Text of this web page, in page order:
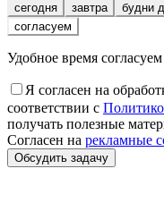
сегодня завтра будни
согласуем
Удобное время
Я согласен на
соответствии с
получать полезные
Согласен на рекламные
Обсудить задачу